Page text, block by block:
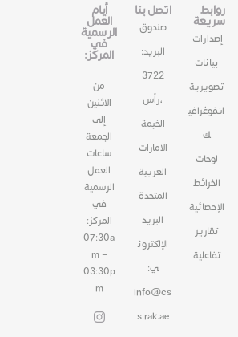
روابط
سريعة
إصدارات
بيانات
تصويرية
انفوغرافي
ك
لوحات
الخرائط
الإحصائية
تقارير
تفاعلية
اتصل بنا
صندوق
البريد:
3722
،رأس
الخيمة
الامارات
العربية
المتحدة
البريد
الإلكترون
ي:
info@cs
s.rak.ae
أيام
العمل
الرسمية
في
المركز:
من
الاثنين
إلى
الجمعة
ساعات
العمل
الرسمية
في
المركز:
07:30a
m –
03:30p
m